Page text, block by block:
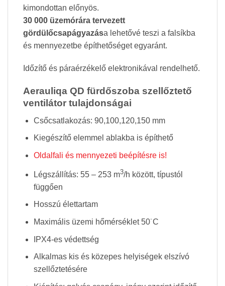
kimondottan előnyös.
30 000 üzemórára tervezett
gördülőcsapágyazása lehetővé teszi a falsíkba
és mennyezetbe építhetőséget egyaránt.
Időzítő és páraérzékelő elektronikával rendelhető.
Aerauliqa QD fürdőszoba szellőztető
ventilátor tulajdonságai
Csőcsatlakozás: 90,100,120,150 mm
Kiegészítő elemmel ablakba is építhető
Oldalfali és mennyezeti beépítésre is!
Légszállítás: 55 – 253 m3/h között, típustól
függően
Hosszú élettartam
Maximális üzemi hőmérséklet 50˙C
IPX4-es védettség
Alkalmas kis és közepes helyiségek elszívó
szellőztetésére